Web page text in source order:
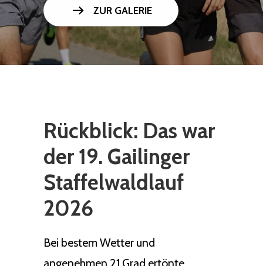
arrow_right_alt ZUR GALERIE
Rückblick: Das war
der 19. Gailinger
Staffelwaldlauf
2026
Bei bestem Wetter und
angenehmen 21 Grad ertönte